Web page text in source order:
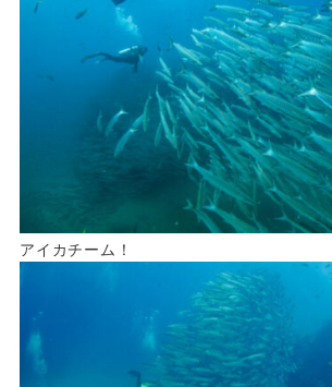
アイカチーム！